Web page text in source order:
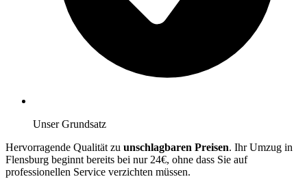
Unser Grundsatz
Hervorragende Qualität zu unschlagbaren Preisen. Ihr Umzug in
Flensburg beginnt bereits bei nur 24€, ohne dass Sie auf
professionellen Service verzichten müssen.